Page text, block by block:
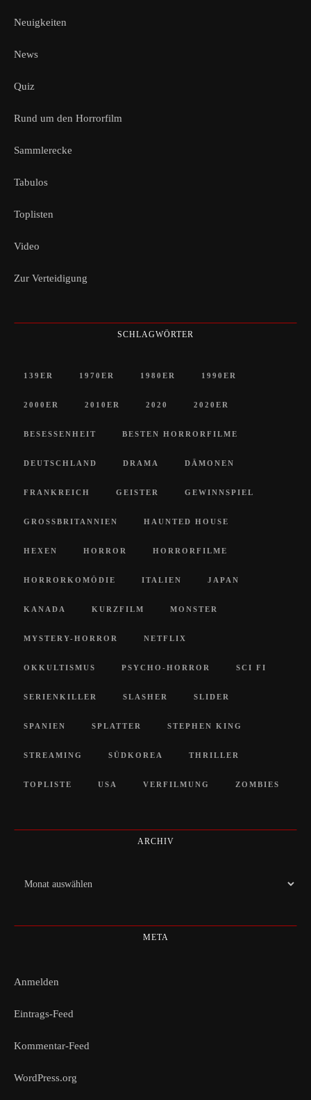
Neuigkeiten
News
Quiz
Rund um den Horrorfilm
Sammlerecke
Tabulos
Toplisten
Video
Zur Verteidigung
SCHLAGWÖRTER
139ER 1970ER 1980ER 1990ER
2000ER 2010ER 2020 2020ER
BESESSENHEIT BESTEN HORRORFILME
DEUTSCHLAND DRAMA DÄMONEN
FRANKREICH GEISTER GEWINNSPIEL
GROSSBRITANNIEN HAUNTED HOUSE
HEXEN HORROR HORRORFILME
HORRORKOMÖDIE ITALIEN JAPAN
KANADA KURZFILM MONSTER
MYSTERY-HORROR NETFLIX
OKKULTISMUS PSYCHO-HORROR SCI FI
SERIENKILLER SLASHER SLIDER
SPANIEN SPLATTER STEPHEN KING
STREAMING SÜDKOREA THRILLER
TOPLISTE USA VERFILMUNG ZOMBIES
ARCHIV
Archiv
META
Anmelden
Eintrags-Feed
Kommentar-Feed
WordPress.org